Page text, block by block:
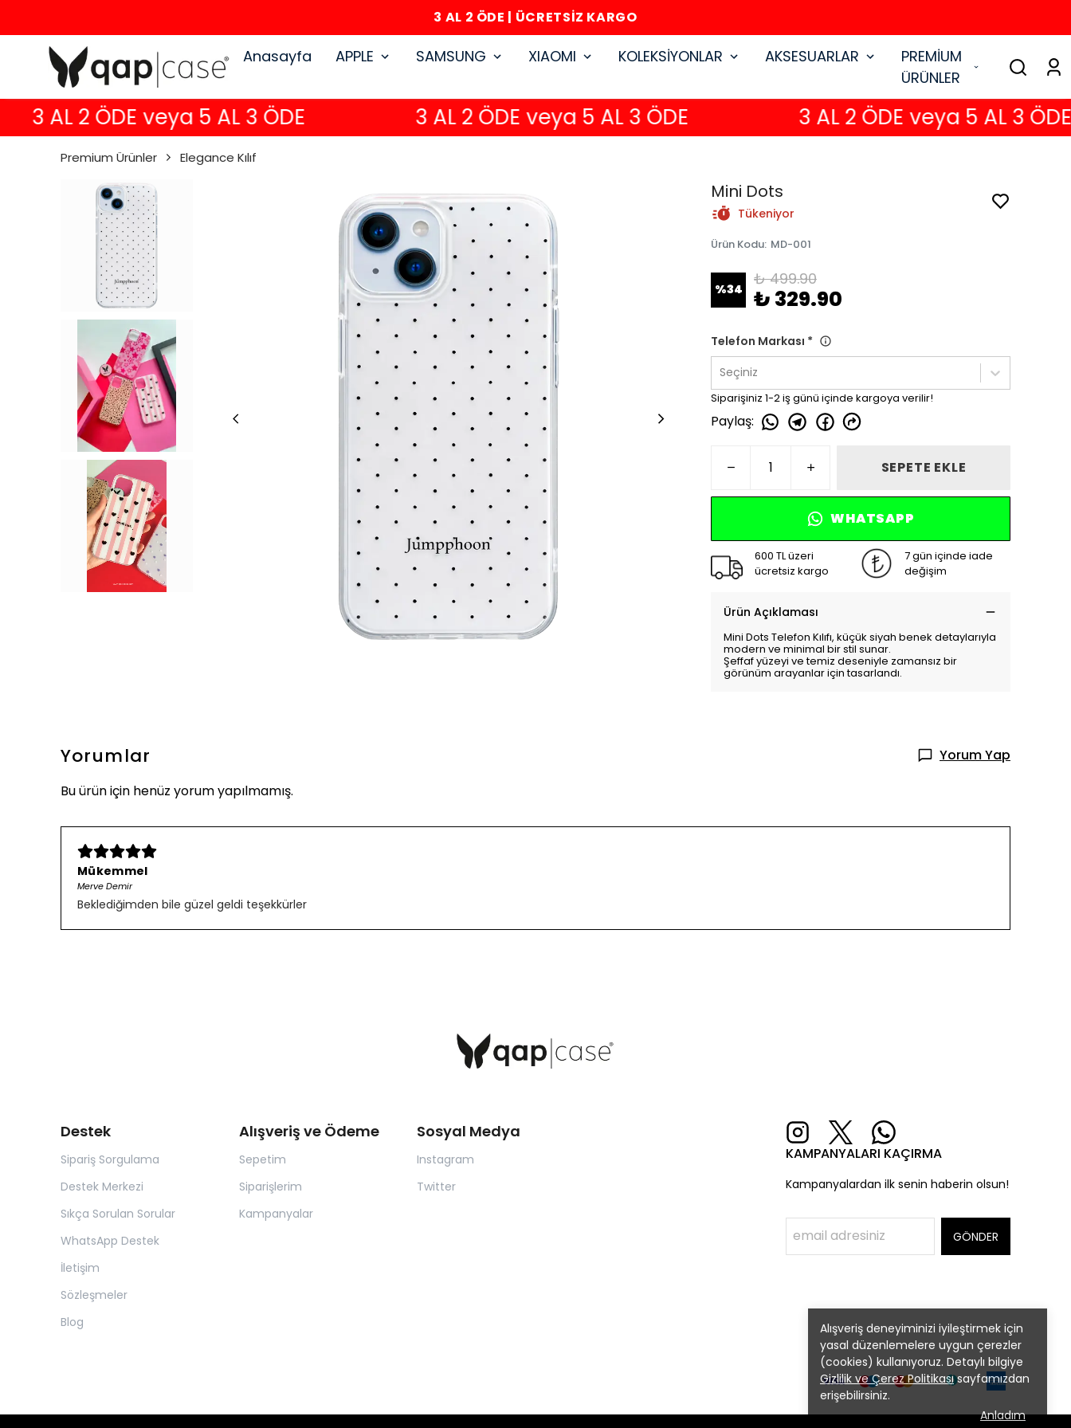
3 AL 2 ÖDE | ÜCRETSİZ KARGO
Anasayfa APPLE SAMSUNG XIAOMI KOLEKSİYONLAR AKSESUARLAR
PREMİUM
ÜRÜNLER
Alışveriş deneyiminizi iyileştirmek için
yasal düzenlemelere uygun çerezler
(cookies) kullanıyoruz. Detaylı bilgiye
Gizlilik ve Çerez Politikasısayfamızdan
erişebilirsiniz.
Anladım
3 AL 2 ÖDE veya 5 AL 3 ÖDE 3 AL 2 ÖDE veya 5 AL 3 ÖDE 3 AL 2 ÖDE veya 5 AL 3 ÖDE
Premium Ürünler Elegance Kılıf
Mini Dots
Tükeniyor
Ürün Kodu: MD-001
%34
₺ 499.90
₺ 329.90
Telefon Markası *
Seçiniz
Siparişiniz 1-2 iş günü içinde kargoya verilir!
Paylaş:
SEPETE EKLE
WHATSAPP
600 TL üzeri
ücretsiz kargo
7 gün içinde iade
değişim
Ürün Açıklaması
Mini Dots Telefon Kılıfı, küçük siyah benek detaylarıyla
modern ve minimal bir stil sunar.
Şeffaf yüzeyi ve temiz deseniyle zamansız bir
görünüm arayanlar için tasarlandı.
Yorumlar
Yorum Yap
Bu ürün için henüz yorum yapılmamış.
Mükemmel
Merve Demir
Beklediğimden bile güzel geldi teşekkürler
Destek
Sipariş Sorgulama
Destek Merkezi
Sıkça Sorulan Sorular
WhatsApp Destek
İletişim
Sözleşmeler
Blog
Alışveriş ve Ödeme
Sepetim
Siparişlerim
Kampanyalar
Sosyal Medya
Instagram
Twitter
KAMPANYALARI KAÇIRMA
Kampanyalardan ilk senin haberin olsun!
GÖNDER